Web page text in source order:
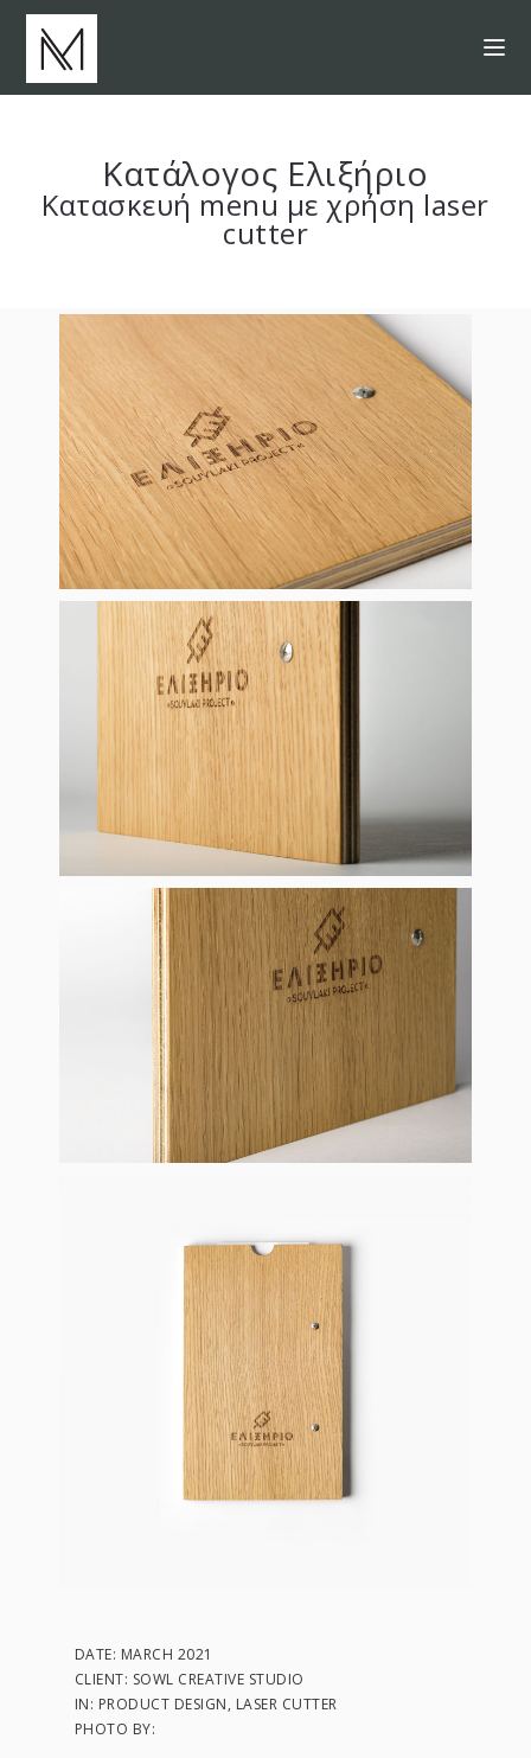
Κατάλογος Ελιξήριο
Κατασκευή menu με χρήση laser
cutter
DATE: MARCH 2021
CLIENT: SOWL CREATIVE STUDIO
IN: PRODUCT DESIGN, LASER CUTTER
PHOTO BY: